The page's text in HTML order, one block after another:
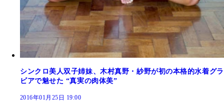
シンクロ美人双子姉妹、木村真野・紗野が初の本格的水着グラ
ビアで魅せた “真実の肉体美”
2016年01月25日 19:00